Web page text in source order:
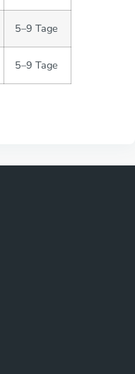
5–9 Tage
5–9 Tage